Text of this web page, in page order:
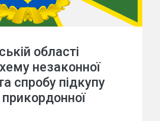
області
незаконної
спробу підкупу